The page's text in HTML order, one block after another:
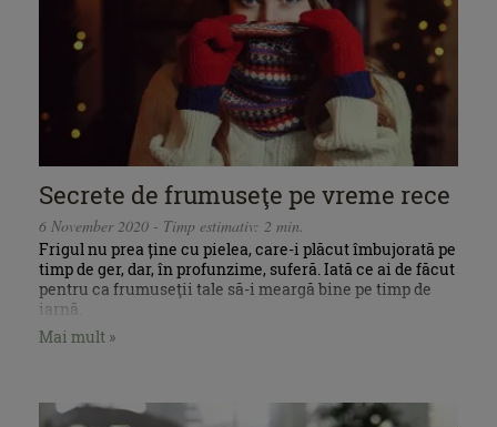
Secrete de frumuseţe pe vreme rece
6 November 2020 - Timp estimativ: 2 min.
Frigul nu prea ține cu pielea, care-i plăcut îmbujorată pe
timp de ger, dar, în profunzime, suferă. Iată ce ai de făcut
pentru ca frumuseţii tale să-i meargă bine pe timp de
iarnă.
Mai mult »